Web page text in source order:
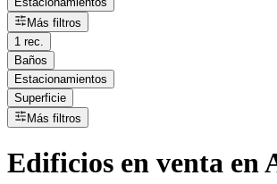
Más filtros
1 rec.
Baños
Estacionamientos
Superficie
Más filtros
Edificios en venta en